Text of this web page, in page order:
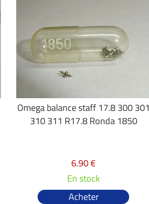
Omega balance staff 17.8 300 301
310 311 R17.8 Ronda 1850
6.90 €
En stock
Acheter